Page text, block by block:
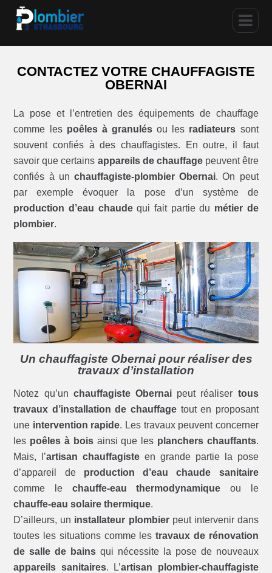
CONTACTEZ VOTRE CHAUFFAGISTE
OBERNAI
La pose et l’entretien des équipements de chauffage
comme les poêles à granulés ou les radiateurs sont
souvent confiés à des chauffagistes. En outre, il faut
savoir que certains appareils de chauffagepeuvent être
confiés à un chauffagiste-plombier Obernai. On peut
par exemple évoquer la pose d’un système de
production d’eau chaudequi fait partie du métier de
plombier.
Un chauffagiste Obernai pour réaliser des
travaux d’installation
Notez qu’un chauffagiste Obernai peut réaliser tous
travaux d’installation de chauffage tout en proposant
une intervention rapide. Les travaux peuvent concerner
les poêles à boisainsi que les planchers chauffants.
Mais, l’artisan chauffagiste en grande partie la pose
d’appareil de production d’eau chaude sanitaire
comme le chauffe-eau thermodynamique ou le
chauffe-eau solaire thermique.
D’ailleurs, un installateur plombierpeut intervenir dans
toutes les situations comme lestravaux de rénovation
de salle de bains qui nécessite la pose de nouveaux
appareils sanitaires. L’artisan plombier-chauffagiste